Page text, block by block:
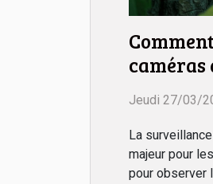
caméras
Jeudi 27/03/
La
majeur pour
pour observer